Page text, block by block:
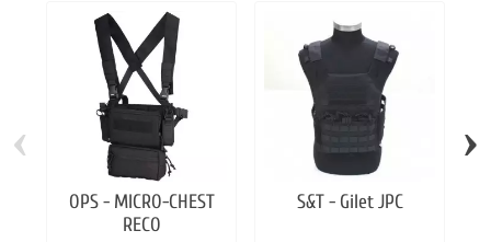
OPS - MICRO-CHEST
RECO
S&T - Gilet JPC
‹ ›